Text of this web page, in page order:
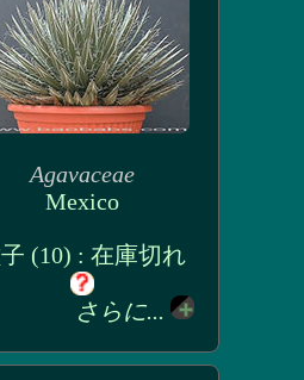
Agavaceae
Mexico
(10) : 在庫切れ
さらに...